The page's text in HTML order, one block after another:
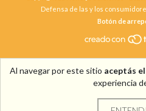
Al navegar por este sitio aceptás
experiencia
Defensa de las y los
Botón de